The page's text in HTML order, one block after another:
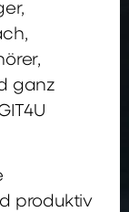
ganz
produktiv